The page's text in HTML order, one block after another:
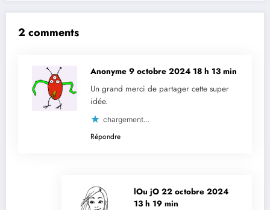
2 comments
Anonyme 9 octobre 2024 18 h 13 min
Un grand merci de partager cette super
idée.
chargement…
Répondre
lOu jO 22 octobre 2024
13 h 19 min